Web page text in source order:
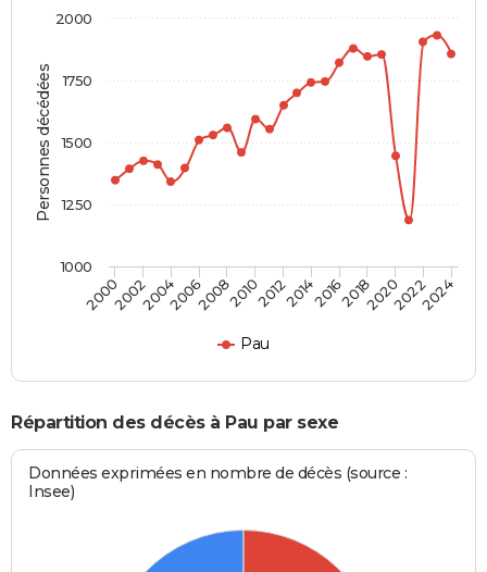
Personnes décédées
Pau
2000200220042006200820102012201420162018202020222024
1000
1250
1500
1750
2000
Répartition des décès à Pau par sexe
Données exprimées en nombre de décès (source :
Insee)